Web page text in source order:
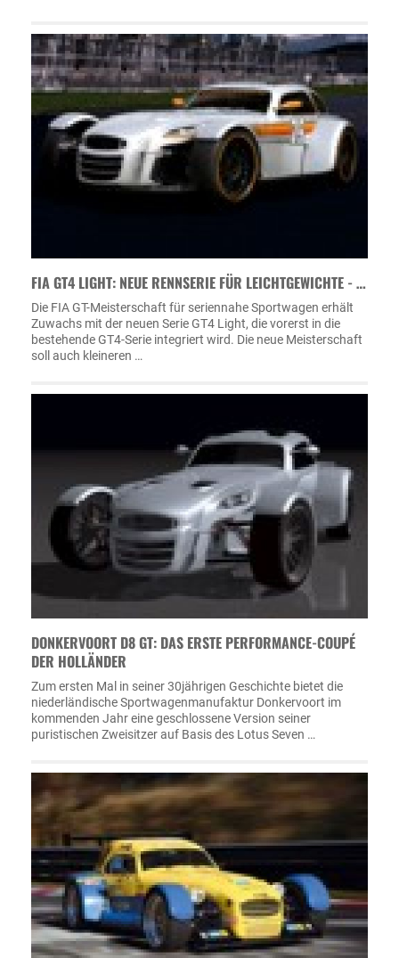
FIA GT4 LIGHT: NEUE RENNSERIE FÜR LEICHTGEWICHTE - …
Die FIA GT-Meisterschaft für seriennahe Sportwagen erhält
Zuwachs mit der neuen Serie GT4 Light, die vorerst in die
bestehende GT4-Serie integriert wird. Die neue Meisterschaft
soll auch kleineren …
DONKERVOORT D8 GT: DAS ERSTE PERFORMANCE-COUPÉ
DER HOLLÄNDER
Zum ersten Mal in seiner 30jährigen Geschichte bietet die
niederländische Sportwagenmanufaktur Donkervoort im
kommenden Jahr eine geschlossene Version seiner
puristischen Zweisitzer auf Basis des Lotus Seven …